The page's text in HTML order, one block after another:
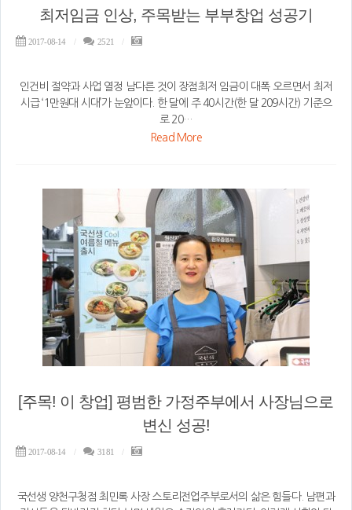
최저임금 인상, 주목받는 부부창업 성공기
2017-08-14 2521
인건비 절약과 사업 열정 남 다른 것이 장점최저 임금이 대폭 오르면서 최저
시급 ‘1만원대 시대’가 눈앞이다. 한 달에 주 40시간(한 달 209시간) 기준으
로 20…
Read More
[주목! 이 창업] 평범한 가정주부에서 사장님으로
변신 성공!
2017-08-14 3181
국선생 양천구청점 최민록 사장 스토리전업주부로서의 삶은 힘들다. 남편과